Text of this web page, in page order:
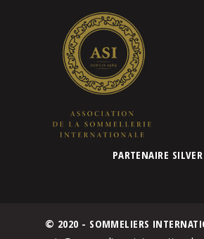
PARTENAIRE SILVER
© 2020 - SOMMELIERS